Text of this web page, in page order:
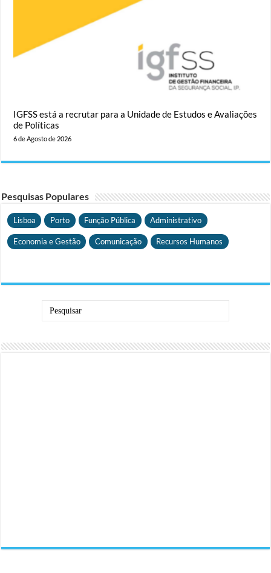
IGFSS está a recrutar para a Unidade de Estudos e Avaliações
de Políticas
6 de Agosto de 2026
Pesquisas Populares
Lisboa Porto Função Pública Administrativo
Economia e Gestão Comunicação Recursos Humanos